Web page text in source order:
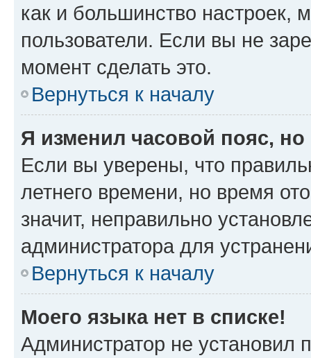
как и большинство настроек,
пользователи. Если вы не
момент сделать это.
Вернуться к началу
Я изменил часовой пояс,
Если вы уверены, что
летнего времени, но время
значит, неправильно
администратора для
Вернуться к началу
Моего языка нет в списке!
Администратор не установил